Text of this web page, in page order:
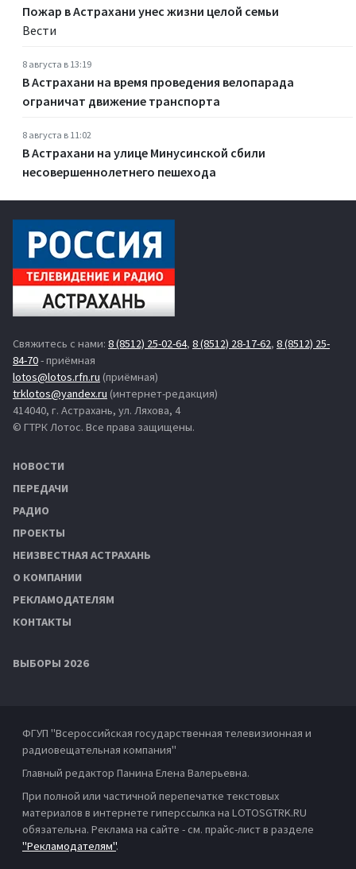
Пожар в Астрахани унес жизни целой семьи
Вести
8 августа в 13:19
В Астрахани на время проведения велопарада
ограничат движение транспорта
8 августа в 11:02
В Астрахани на улице Минусинской сбили
несовершеннолетнего пешехода
Свяжитесь с нами: 8 (8512) 25-02-64, 8 (8512) 28-17-62, 8 (8512) 25-
84-70- приёмная
lotos@lotos.rfn.ru (приёмная)
trklotos@yandex.ru (интернет-редакция)
414040, г. Астрахань, ул. Ляхова, 4
© ГТРК Лотос. Все права защищены.
НОВОСТИ
ПЕРЕДАЧИ
РАДИО
ПРОЕКТЫ
НЕИЗВЕСТНАЯ АСТРАХАНЬ
О КОМПАНИИ
РЕКЛАМОДАТЕЛЯМ
КОНТАКТЫ
ВЫБОРЫ 2026
ФГУП "Всероссийская государственная телевизионная и
радиовещательная компания"
Главный редактор Панина Елена Валерьевна.
При полной или частичной перепечатке текстовых
материалов в интернете гиперссылка на LOTOSGTRK.RU
обязательна. Реклама на сайте - см. прайс-лист в разделе
"Рекламодателям".